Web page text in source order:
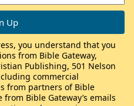
you understand that you
from Bible Gateway,
Publishing, 501 Nelson
commercial
from partners of Bible
Bible Gateway’s emails